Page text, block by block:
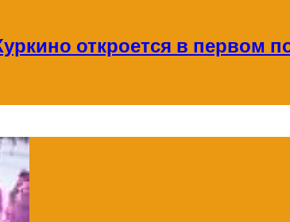
откроется в первом